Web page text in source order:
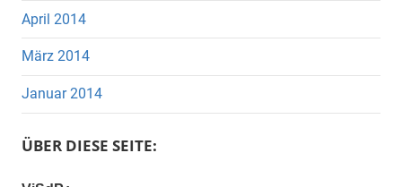
April 2014
März 2014
Januar 2014
ÜBER DIESE SEITE: